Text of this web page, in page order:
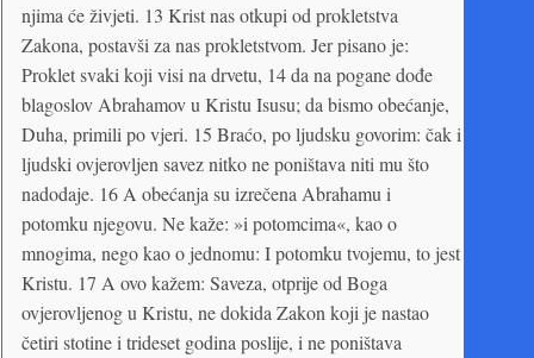
njima će živjeti. 13 Krist nas otkupi od prokletstva
Zakona, postavši za nas prokletstvom. Jer pisano je:
Proklet svaki koji visi na drvetu, 14 da na pogane dođe
blagoslov Abrahamov u Kristu Isusu; da bismo obećanje,
Duha, primili po vjeri. 15 Braćo, po ljudsku govorim: čak i
ljudski ovjerovljen savez nitko ne poništava niti mu što
nadodaje. 16 A obećanja su izrečena Abrahamu i
potomku njegovu. Ne kaže: »i potomcima«, kao o
mnogima, nego kao o jednomu: I potomku tvojemu, to jest
Kristu. 17 A ovo kažem: Saveza, otprije od Boga
ovjerovljenog u Kristu, ne dokida Zakon koji je nastao
četiri stotine i trideset godina poslije, i ne poništava